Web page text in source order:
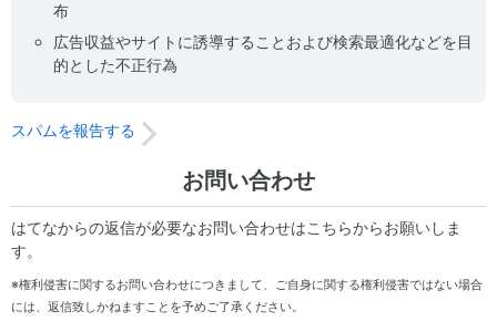
布
広告収益やサイトに誘導することおよび検索最適化などを目
的とした不正行為
スパムを報告する
お問い合わせ
はてなからの返信が必要なお問い合わせはこちらからお願いしま
す。
※権利侵害に関するお問い合わせにつきまして、ご自身に関する権利侵害ではない場合
には、返信致しかねますことを予めご了承ください。